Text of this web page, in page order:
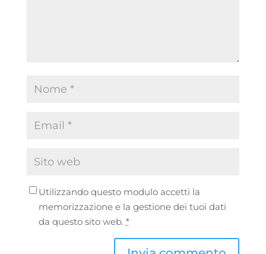
Utilizzando questo modulo accetti la
memorizzazione e la gestione dei tuoi dati
da questo sito web. *